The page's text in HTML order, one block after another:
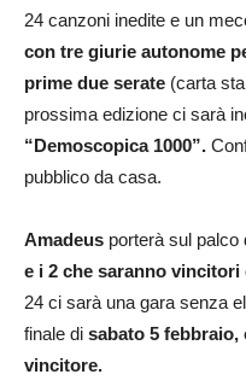
24 canzoni inedite e un
con tre giurie autonome
prime due serate (carta
prossima edizione ci sarà
“Demoscopica 1000”.
pubblico da casa.
Amadeus porterà sul palco
e i 2 che saranno
24 ci sarà una gara senza
finale di sabato 5 febbraio,
vincitore.